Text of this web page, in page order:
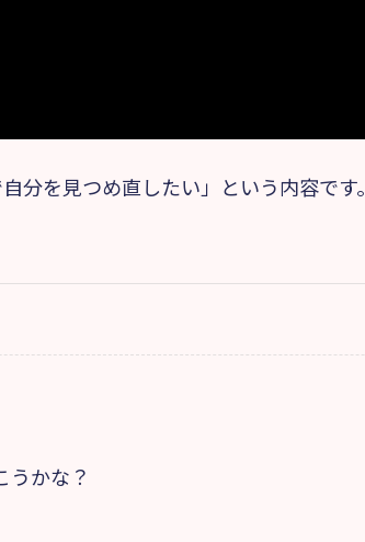
分を見つめ直したい」という内容です。
うかな？